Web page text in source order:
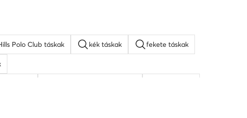
Polo Club táskak kék táskak fekete táskak